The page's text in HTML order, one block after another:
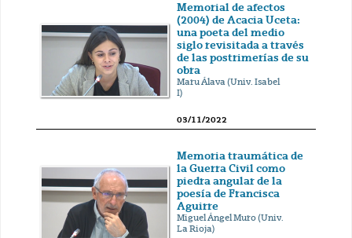
Memorial de afectos
(2004) de Acacia Uceta:
una poeta del medio
siglo revisitada a través
de las postrimerías de su
obra
Maru Álava (Univ. Isabel
I)
03/11/2022
Memoria traumática de
la Guerra Civil como
piedra angular de la
poesía de Francisca
Aguirre
Miguel Ángel Muro (Univ.
La Rioja)